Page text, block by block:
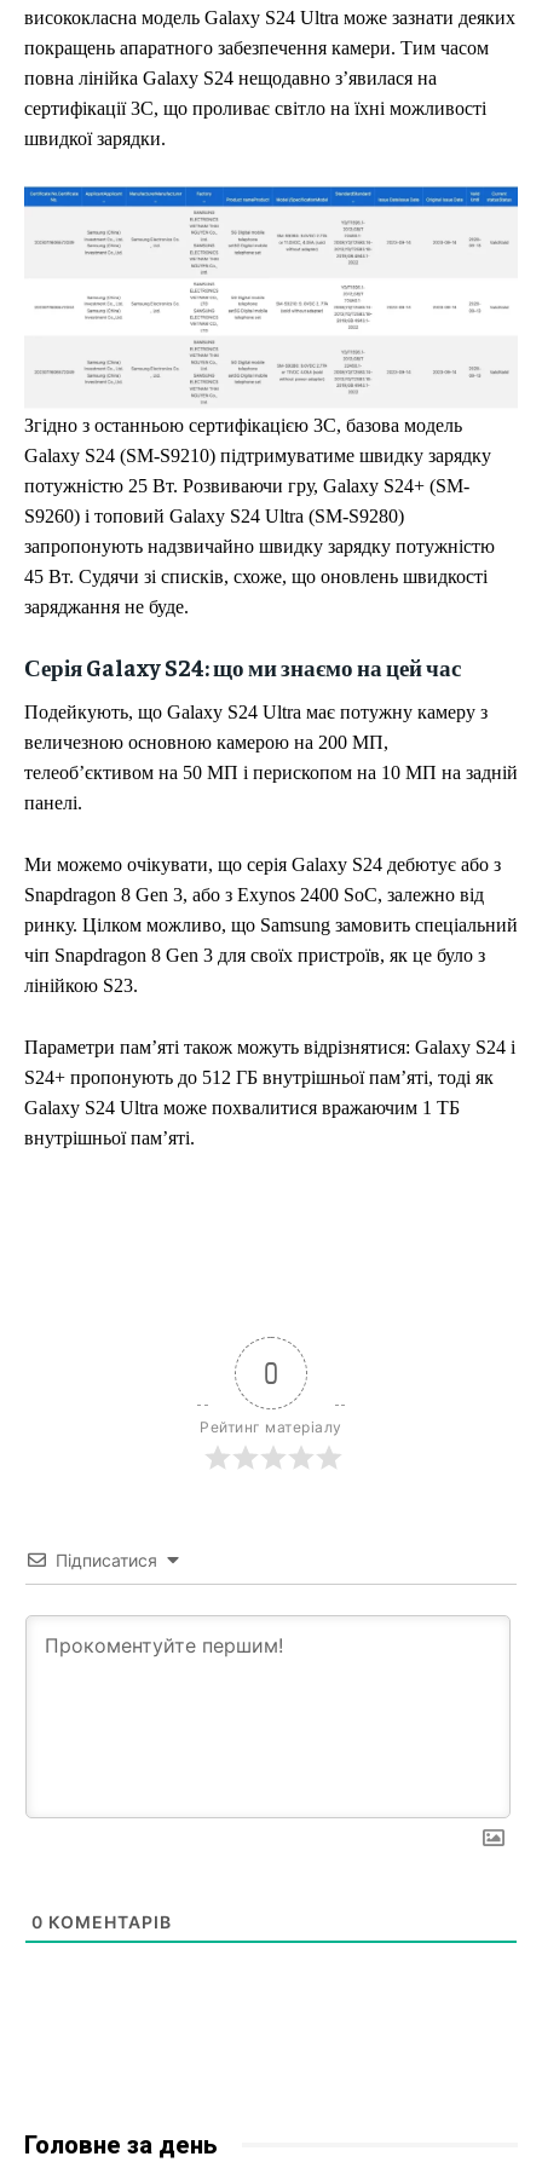
висококласна модель Galaxy S24 Ultra може зазнати деяких
покращень апаратного забезпечення камери. Тим часом
повна лінійка Galaxy S24 нещодавно з’явилася на
сертифікації 3C, що проливає світло на їхні можливості
швидкої зарядки.
Згідно з останньою сертифікацією 3C, базова модель
Galaxy S24 (SM-S9210) підтримуватиме швидку зарядку
потужністю 25 Вт. Розвиваючи гру, Galaxy S24+ (SM-
S9260) і топовий Galaxy S24 Ultra (SM-S9280)
запропонують надзвичайно швидку зарядку потужністю
45 Вт. Судячи зі списків, схоже, що оновлень швидкості
заряджання не буде.
Серія Galaxy S24: що ми знаємо на цей час
Подейкують, що Galaxy S24 Ultra має потужну камеру з
величезною основною камерою на 200 МП,
телеоб’єктивом на 50 МП і перископом на 10 МП на задній
панелі.
Ми можемо очікувати, що серія Galaxy S24 дебютує або з
Snapdragon 8 Gen 3, або з Exynos 2400 SoC, залежно від
ринку. Цілком можливо, що Samsung замовить спеціальний
чіп Snapdragon 8 Gen 3 для своїх пристроїв, як це було з
лінійкою S23.
Параметри пам’яті також можуть відрізнятися: Galaxy S24 і
S24+ пропонують до 512 ГБ внутрішньої пам’яті, тоді як
Galaxy S24 Ultra може похвалитися вражаючим 1 ТБ
внутрішньої пам’яті.
0
Рейтинг матеріалу
Підписатися
0 КОМЕНТАРІВ
Головне за день